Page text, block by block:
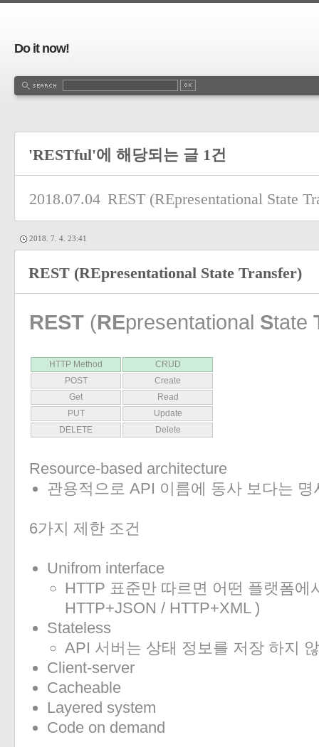
Do it now!
'RESTful'에 해당되는 글 1건
2018.07.04 REST (REpresentational State
2018. 7. 4. 23:41
REST (REpresentational State Transfer)
REST (REpresentational State
HTTP Method
CRUD
POST
Create
Get
Read
PUT
Update
DELETE
Delete
Resource-based architecture
관용적으로 API 이름에 동사 보다는 명
6가지 제한 조건
Unifrom interface
HTTP 표준만 따르면 어떤 플랫폼에
HTTP+JSON / HTTP+XML )
Stateless
API 서버는 상태 정보를 저장 하지
Client-server
Cacheable
Layered system
Code on demand
»